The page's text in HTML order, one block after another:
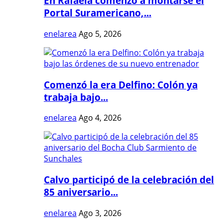
Portal Suramericano,...
enelarea Ago 5, 2026
Comenzó la era Delfino: Colón ya
trabaja bajo...
enelarea Ago 4, 2026
Calvo participó de la celebración del
85 aniversario...
enelarea Ago 3, 2026